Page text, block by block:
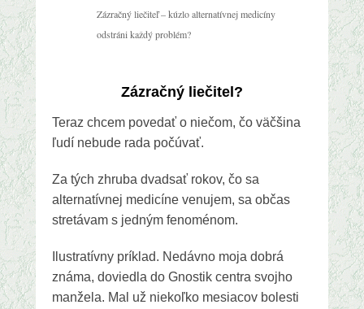
Zázračný liečiteľ – kúzlo alternatívnej medicíny
odstráni každý problém?
Zázračný liečitel?
Teraz chcem povedať o niečom, čo väčšina
ľudí nebude rada počúvať.
Za tých zhruba dvadsať rokov, čo sa
alternatívnej medicíne venujem, sa občas
stretávam s jedným fenoménom.
Ilustratívny príklad. Nedávno moja dobrá
známa, doviedla do Gnostik centra svojho
manžela. Mal už niekoľko mesiacov bolesti